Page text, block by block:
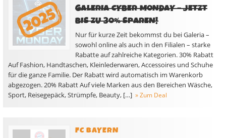
GALERIA CYBER MONDAY – JETZT
BIS ZU 30% SPAREN!
Nur für kurze Zeit bekommst du bei Galeria –
sowohl online als auch in den Filialen – starke
Rabatte auf zahlreiche Kategorien. 30% Rabatt
Auf Fashion, Handtaschen, Kleinlederwaren, Accessoires und Schuhe
für die ganze Familie. Der Rabatt wird automatisch im Warenkorb
abgezogen. 20% Rabatt Auf viele Marken aus den Bereichen Wäsche,
Sport, Reisegepäck, Strümpfe, Beauty, […] » Zum Deal
FC BAYERN